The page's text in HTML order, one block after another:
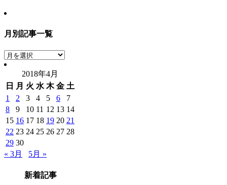
月別記事一覧
月
別
事
一
覧
2018年4月
日
月 火 水 木 金 土
1
2 3 4 5 6
7
8
9 10 11 12 13 14
15 16 17 18 19 20 21
22 23 24 25 26 27 28
29 30
« 3月
5月 »
新着記事